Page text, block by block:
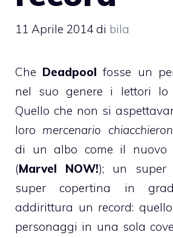
11 Aprile 2014 di bila
Che Deadpool fosse un
nel suo genere i lettori lo
Quello che non si
loro mercenario
di un albo come il nuovo
(Marvel NOW!); un super
super copertina in
addirittura un record:
personaggi in una sola